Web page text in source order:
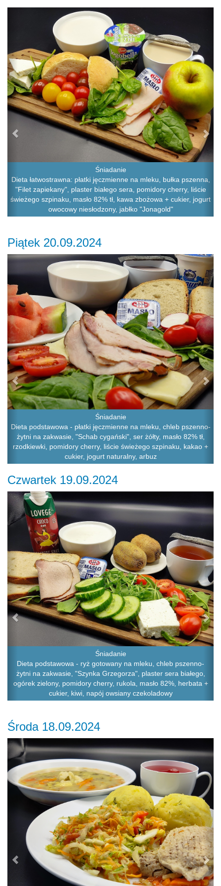
Śniadanie
Dieta łatwostrawna: płatki jęczmienne na mleku, bułka pszenna,
"Filet zapiekany", plaster białego sera, pomidory cherry, liście
świeżego szpinaku, masło 82% tł, kawa zbożowa + cukier, jogurt
owocowy niesłodzony, jabłko "Jonagold"
Piątek 20.09.2024
Śniadanie
Dieta podstawowa - płatki jęczmienne na mleku, chleb pszenno-
żytni na zakwasie, "Schab cygański", ser żółty, masło 82% tł,
rzodkiewki, pomidory cherry, liście świeżego szpinaku, kakao +
cukier, jogurt naturalny, arbuz
Previous
Czwartek 19.09.2024
Śniadanie
Dieta podstawowa - ryż gotowany na mleku, chleb pszenno-
żytni na zakwasie, "Szynka Grzegorza", plaster sera białego,
ogórek zielony, pomidory cherry, rukola, masło 82%, herbata +
cukier, kiwi, napój owsiany czekoladowy
Previous
Środa 18.09.2024
Previous